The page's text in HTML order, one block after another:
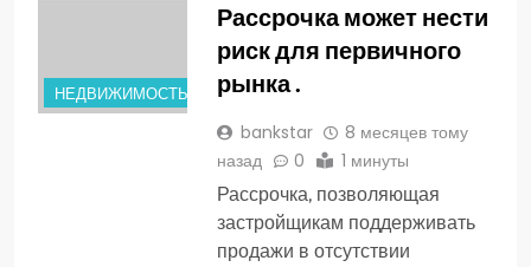
НЕДВИЖИМОСТЬ
Рассрочка может нести
риск для первичного
рынка .
bankstar
8 месяцев тому
назад
0 1 минуты
Рассрочка, позволяющая
застройщикам поддерживать
продажи в отсутствии